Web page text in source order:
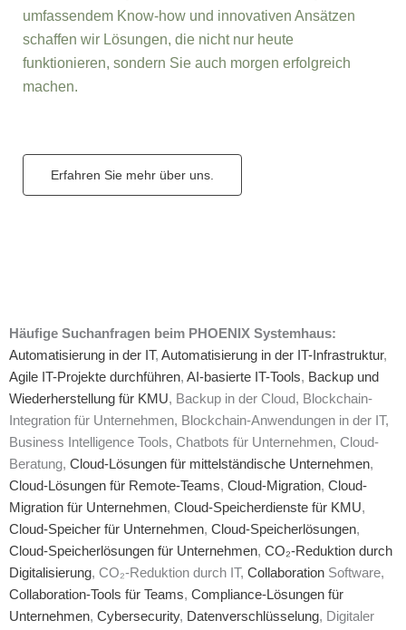
umfassendem Know-how und innovativen Ansätzen
schaffen wir Lösungen, die nicht nur heute
funktionieren, sondern Sie auch morgen erfolgreich
machen.
Erfahren Sie mehr über uns.
Häufige Suchanfragen beim PHOENIX Systemhaus:
Automatisierung in der IT, Automatisierung in der IT-Infrastruktur,
Agile IT-Projekte durchführen, AI-basierte IT-Tools, Backup und
Wiederherstellung für KMU, Backup in der Cloud, Blockchain-
Integration für Unternehmen, Blockchain-Anwendungen in der IT,
Business Intelligence Tools, Chatbots für Unternehmen, Cloud-
Beratung, Cloud-Lösungen für mittelständische Unternehmen,
Cloud-Lösungen für Remote-Teams, Cloud-Migration, Cloud-
Migration für Unternehmen, Cloud-Speicherdienste für KMU,
Cloud-Speicher für Unternehmen, Cloud-Speicherlösungen,
Cloud-Speicherlösungen für Unternehmen, CO₂-Reduktion durch
Digitalisierung, CO₂-Reduktion durch IT, Collaboration Software,
Collaboration-Tools für Teams, Compliance-Lösungen für
Unternehmen, Cybersecurity, Datenverschlüsselung, Digitaler